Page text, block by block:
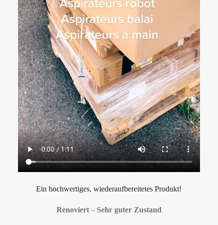
Ein hochwertiges, wiederaufbereitetes Produkt!
Renoviert – Sehr guter Zustand